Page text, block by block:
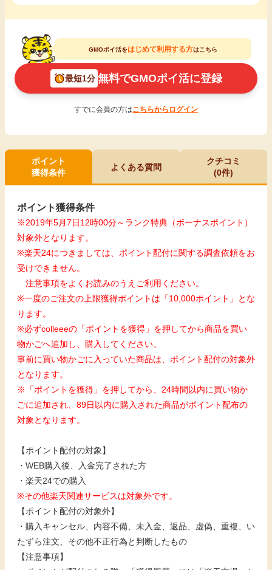
GMOポイ活をはじめて利用する方はこちら
最短1分 無料でGMOポイ活に登録
すでに会員の方はこちらからログイン
ポイント
獲得条件
よくある質問
クチコミ
(0件)
ポイント獲得条件
※2019年5月7日12時00分～ランク特典（ボーナスポイント）
対象外となります。
※楽天24につきましては、ポイント配付に関する調査依頼をお
受けできません。
注意事項をよくお読みのうえご利用ください。
※一度のご注文の上限獲得ポイントは「10,000ポイント」とな
ります。
※必ずcolleeeの「ポイントを獲得」を押してから商品を買い
物かごへ追加し、購入してください。
事前に買い物かごに入っていた商品は、ポイント配付の対象外
となります。
※「ポイントを獲得」を押してから、24時間以内に買い物か
ごに追加され、89日以内に購入された商品がポイント配布の
対象となります。
【ポイント配付の対象】
・WEB購入後、入金完了された方
・楽天24での購入
※その他楽天関連サービスは対象外です。
【ポイント配付の対象外】
・購入キャンセル、内容不備、未入金、返品、虚偽、重複、い
たずら注文、その他不正行為と判断したもの
【注意事項】